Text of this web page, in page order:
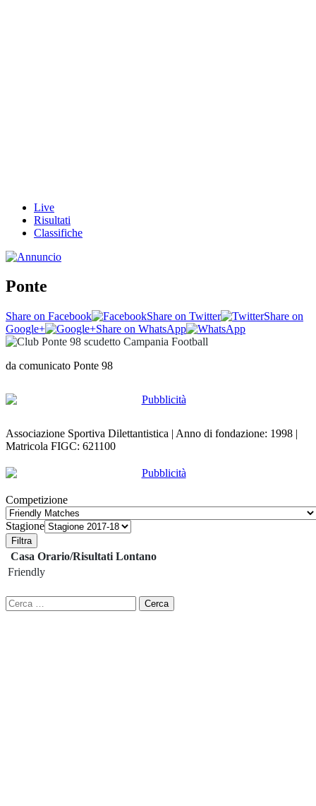
Live
Risultati
Classifiche
Ponte
Share on Facebook Share on Twitter
Share on
Google+
Share on WhatsApp
da comunicato Ponte 98
Associazione Sportiva Dilettantistica | Anno di fondazione: 1998 |
Matricola FIGC: 621100
Competizione
Stagione
Filtra
Casa Orario/Risultati Lontano
Friendly
Ricerca
per: